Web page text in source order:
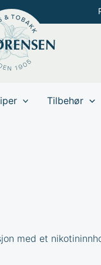
Tilbehør
med et